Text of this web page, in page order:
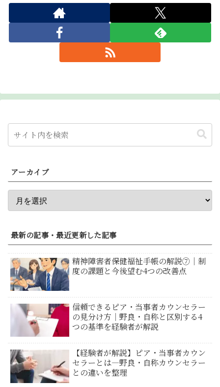
アーカイブ
最新の記事・最近更新した記事
精神障害者保健福祉手帳の解説⑦｜制
度の課題と今後望む4つの改善点
信頼できるピア・当事者カウンセラー
の見分け方｜野良・自称と区別する4
つの基準を経験者が解説
【経験者が解説】ピア・当事者カウン
セラーとは―野良・自称カウンセラー
との違いを整理